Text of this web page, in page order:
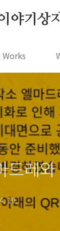
야기상
드레
10.